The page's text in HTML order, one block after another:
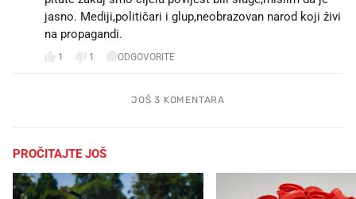
jasno. Mediji,političari i glup,neobrazovan narod koji živi
na propagandi.
1 1 ODGOVORITE
JOŠ 3 KOMENTARA
PROČITAJTE JOŠ